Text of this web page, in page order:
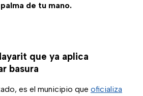
de tu mano.
que ya aplica
basura
es el municipio que oficializa